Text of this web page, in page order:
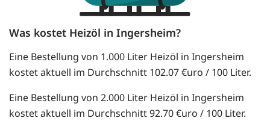
Was kostet Heizöl in Ingersheim?
Eine Bestellung von 1.000 Liter Heizöl in Ingersheim
kostet aktuell im Durchschnitt 102.07 €uro / 100 Liter.
Eine Bestellung von 2.000 Liter Heizöl in Ingersheim
kostet aktuell im Durchschnitt 92.70 €uro / 100 Liter.